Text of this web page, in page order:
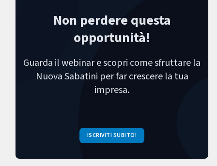
Non perdere questa
opportunità!
Guarda il webinar e scopri come sfruttare la
Nuova Sabatini per far crescere la tua
impresa.
ISCRIVITI SUBITO!